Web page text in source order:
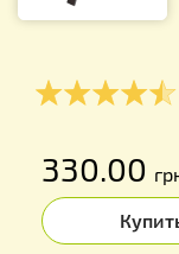
330.00